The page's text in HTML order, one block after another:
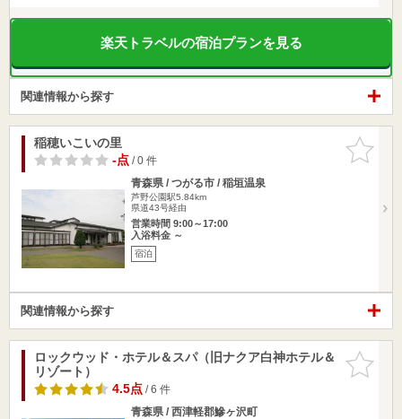
楽天トラベルの宿泊プランを見る
関連情報から探す
お気に入
りに追加
稲穂いこいの里
-点/ 0 件
青森県 / つがる市 / 稲垣温泉
芦野公園駅5.84km
県道43号経由
営業時間 9:00～17:00
入浴料金 ～
宿泊
関連情報から探す
お気に入
りに追加
ロックウッド・ホテル＆スパ（旧ナクア白神ホテル＆
リゾート）
4.5点/ 6 件
青森県 / 西津軽郡鰺ヶ沢町